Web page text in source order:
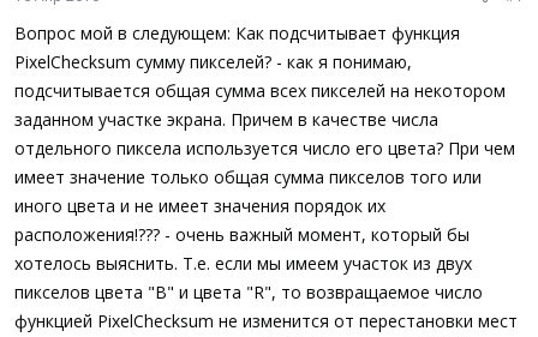
Вопрос мой в следующем: Как подсчитывает функция
PixelChecksum сумму пикселей? - как я понимаю,
подсчитывается общая сумма всех пикселей на некотором
заданном участке экрана. Причем в качестве числа
отдельного пиксела используется число его цвета? При чем
имеет значение только общая сумма пикселов того или
иного цвета и не имеет значения порядок их
расположения!??? - очень важный момент, который бы
хотелось выяснить. Т.е. если мы имеем участок из двух
пикселов цвета "В" и цвета "R", то возвращаемое число
функцией PixelChecksum не изменится от перестановки мест